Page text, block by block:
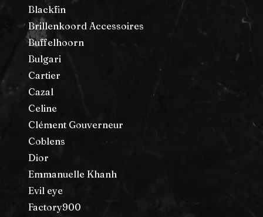
Blackfin
Brillenkoord Accessoires
Buffelhoorn
Bulgari
Cartier
Cazal
Celine
Clément Gouverneur
Coblens
Dior
Emmanuelle Khanh
Evil eye
Factory900